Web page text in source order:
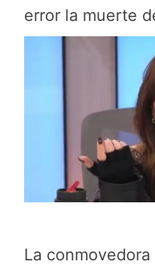
error la muerte
La